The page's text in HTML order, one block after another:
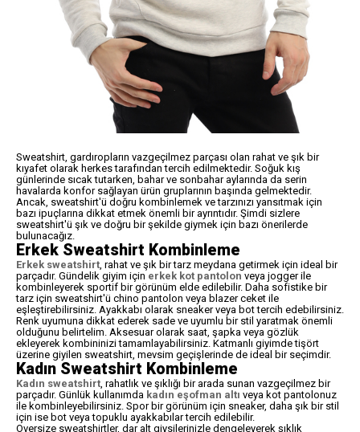
Sweatshirt, gardıropların vazgeçilmez parçası olan rahat ve şık bir
kıyafet olarak herkes tarafından tercih edilmektedir. Soğuk kış
günlerinde sıcak tutarken, bahar ve sonbahar aylarında da serin
havalarda konfor sağlayan ürün gruplarının başında gelmektedir.
Ancak, sweatshirt'ü doğru kombinlemek ve tarzınızı yansıtmak için
bazı ipuçlarına dikkat etmek önemli bir ayrıntıdır. Şimdi sizlere
sweatshirt'ü şık ve doğru bir şekilde giymek için bazı önerilerde
bulunacağız.
Erkek Sweatshirt Kombinleme
Erkek sweatshirt, rahat ve şık bir tarz meydana getirmek için ideal bir
parçadır. Gündelik giyim için erkek kot pantolon veya jogger ile
kombinleyerek sportif bir görünüm elde edilebilir. Daha sofistike bir
tarz için sweatshirt'ü chino pantolon veya blazer ceket ile
eşleştirebilirsiniz. Ayakkabı olarak sneaker veya bot tercih edebilirsiniz.
Renk uyumuna dikkat ederek sade ve uyumlu bir stil yaratmak önemli
olduğunu belirtelim. Aksesuar olarak saat, şapka veya gözlük
ekleyerek kombininizi tamamlayabilirsiniz. Katmanlı giyimde tişört
üzerine giyilen sweatshirt, mevsim geçişlerinde de ideal bir seçimdir.
Kadın Sweatshirt Kombinleme
Kadın sweatshirt, rahatlık ve şıklığı bir arada sunan vazgeçilmez bir
parçadır. Günlük kullanımda kadın eşofman altı veya kot pantolonuz
ile kombinleyebilirsiniz. Spor bir görünüm için sneaker, daha şık bir stil
için ise bot veya topuklu ayakkabılar tercih edilebilir.
Oversize sweatshirtler, dar alt giysilerinizle dengeleyerek şıklık